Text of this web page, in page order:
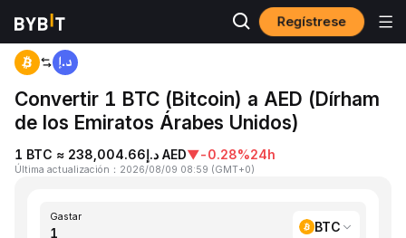
Regístrese
Inicio BTC to AED
Convertir 1 BTC (Bitcoin) a AED (Dírham
de los Emiratos Árabes Unidos)
1 BTC ≈ د.إ238,004.66 AED▼-0.28%24h
Última actualización ： 2026/08/09 08:59 (GMT+0)
Gastar
BTC